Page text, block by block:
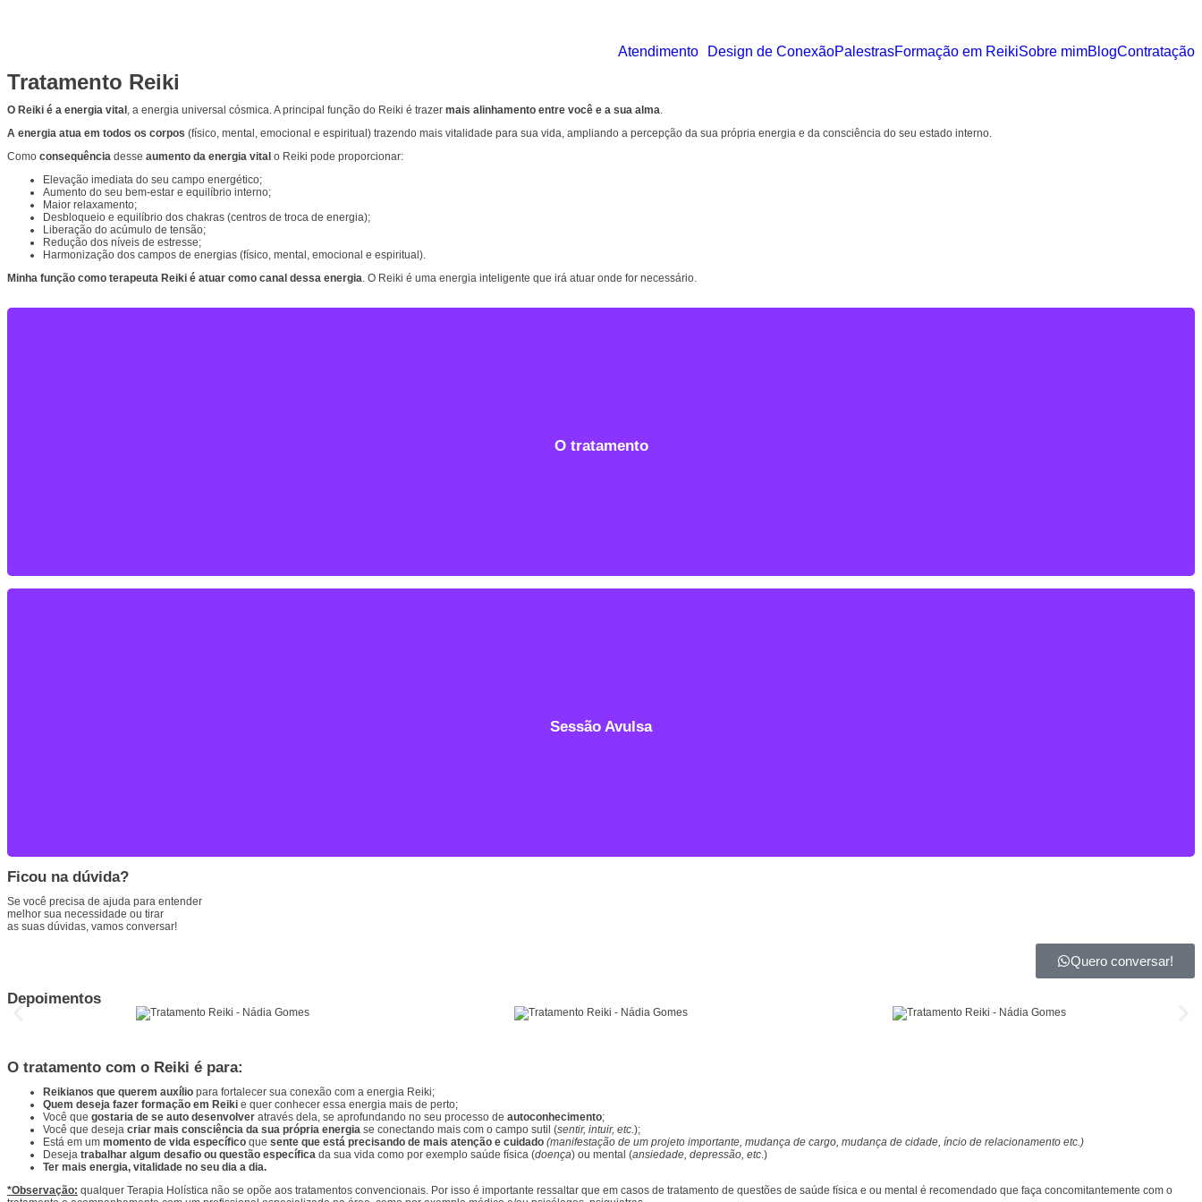
Atendimento Design de ConexãoPalestrasFormação em ReikiSobre mimBlogContratação
Tratamento Reiki
O Reiki é a energia vital , a energia universal cósmica. A principal função do Reiki é trazer mais alinhamento entre você e a sua alma.
A energia atua em todos os corpos (físico, mental, emocional e espiritual) trazendo mais vitalidade para sua vida, ampliando a percepção da sua própria energia e da consciência do seu estado interno.
Como consequência desse aumento da energia vital o Reiki pode proporcionar:
Elevação imediata do seu campo energético;
Aumento do seu bem-estar e equilíbrio interno;
Maior relaxamento;
Desbloqueio e equilíbrio dos chakras (centros de troca de energia);
Liberação do acúmulo de tensão;
Redução dos níveis de estresse;
Harmonização dos campos de energias (físico, mental, emocional e espiritual).
Minha função como terapeuta Reiki é atuar como canal dessa energia. O Reiki é uma energia inteligente que irá atuar onde for necessário.
O tratamento
Sessão Avulsa
Ficou na dúvida?
Se você precisa de ajuda para entender
melhor sua necessidade ou tirar
as suas dúvidas, vamos conversar!
Quero conversar!
Depoimentos
O tratamento com o Reiki é para:
Reikianos que querem auxílio para fortalecer sua conexão com a energia Reiki;
Quem deseja fazer formação em Reiki e quer conhecer essa energia mais de perto;
Você que gostaria de se auto desenvolver através dela, se aprofundando no seu processo de autoconhecimento;
Você que deseja criar mais consciência da sua própria energia se conectando mais com o campo sutil (sentir, intuir, etc.);
Está em um momento de vida específico que sente que está precisando de mais atenção e cuidado (manifestação de um projeto importante, mudança de cargo, mudança de cidade, íncio de relacionamento etc.)
Deseja trabalhar algum desafio ou questão específica da sua vida como por exemplo saúde física (doença) ou mental (ansiedade, depressão, etc.)
Ter mais energia, vitalidade no seu dia a dia.
*Observação: qualquer Terapia Holística não se opõe aos tratamentos convencionais. Por isso é importante ressaltar que em casos de tratamento de questões de saúde física e ou mental é recomendado que faça concomitantemente com o